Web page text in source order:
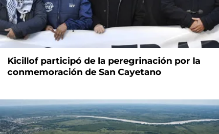
Kicillof participó de la peregrinación por la
conmemoración de San Cayetano